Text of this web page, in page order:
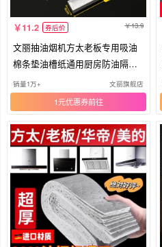
11.2 券后价 13.9
文丽抽油烟机方太老板专用吸油
棉条垫油槽纸通用厨房防油隔油
贴纸
销量1万+ 文丽旗舰店
1元优惠券